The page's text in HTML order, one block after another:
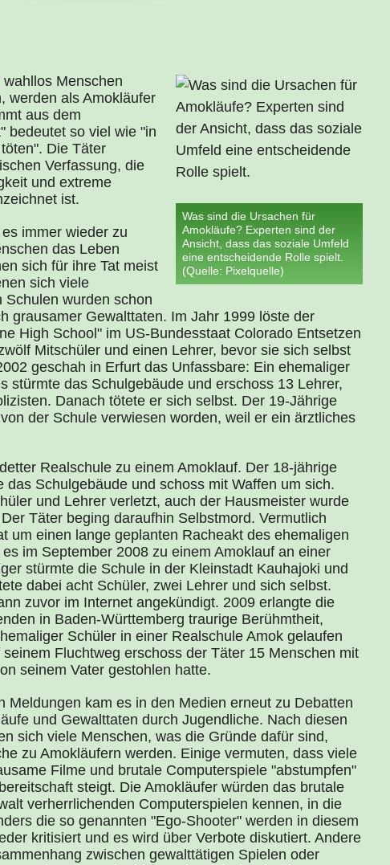
Was sind die Ursachen für
Amokläufe? Experten sind der
Ansicht, dass das soziale Umfeld
eine entscheidende Rolle spielt.
(Quelle: Pixelquelle)
Menschen
werden als Amokläufer
aus dem
bedeutet so viel wie "in
Die Täter
Verfassung, die
und extreme
ist.
immer wieder zu
das Leben
sich für ihre Tat meist
sich viele
Schulen wurden schon
grausamer Gewalttaten. Im Jahr 1999 löste der
High School" im US-Bundesstaat Colorado Entsetzen
Mitschüler und einen Lehrer, bevor sie sich selbst
geschah in Erfurt das Unfassbare: Ein ehemaliger
stürmte das Schulgebäude und erschoss 13 Lehrer,
Danach tötete er sich selbst. Der 19-Jährige
der Schule verwiesen worden, weil er ein ärztliches
Realschule zu einem Amoklauf. Der 18-jährige
das Schulgebäude und schoss mit Waffen um sich.
und Lehrer verletzt, auch der Hausmeister wurde
Täter beging daraufhin Selbstmord. Vermutlich
um einen lange geplanten Racheakt des ehemaligen
im September 2008 zu einem Amoklauf an einer
stürmte die Schule in der Kleinstadt Kauhajoki und
dabei acht Schüler, zwei Lehrer und sich selbst.
zuvor im Internet angekündigt. 2009 erlangte die
in Baden-Württemberg traurige Berühmtheit,
Schüler in einer Realschule Amok gelaufen
Fluchtweg erschoss der Täter 15 Menschen mit
seinem Vater gestohlen hatte.
Meldungen kam es in den Medien erneut zu Debatten
und Gewalttaten durch Jugendliche. Nach diesen
sich viele Menschen, was die Gründe dafür sind,
zu Amokläufern werden. Einige vermuten, dass viele
Filme und brutale Computerspiele "abstumpfen"
steigt. Die Amokläufer würden das brutale
verherrlichenden Computerspielen kennen, in die
die so genannten "Ego-Shooter" werden in diesem
kritisiert und es wird über Verbote diskutiert. Andere
zwischen gewalttätigen Spielen oder